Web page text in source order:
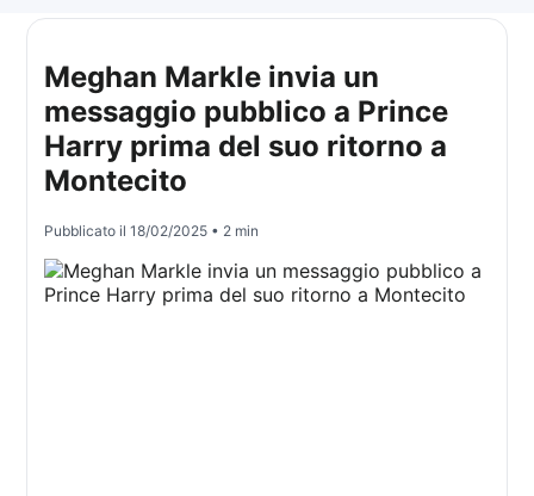
Meghan Markle invia un
messaggio pubblico a Prince
Harry prima del suo ritorno a
Montecito
Pubblicato il18/02/2025 • 2 min